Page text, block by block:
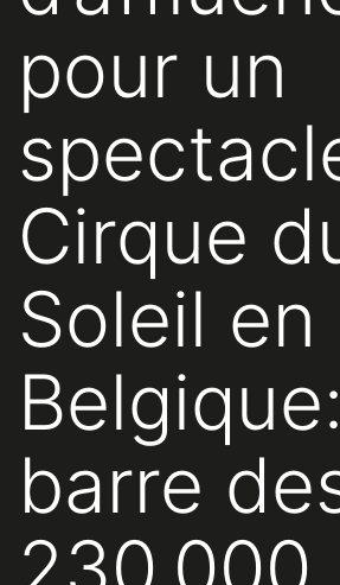
pour un
Cirque
Soleil en
barre